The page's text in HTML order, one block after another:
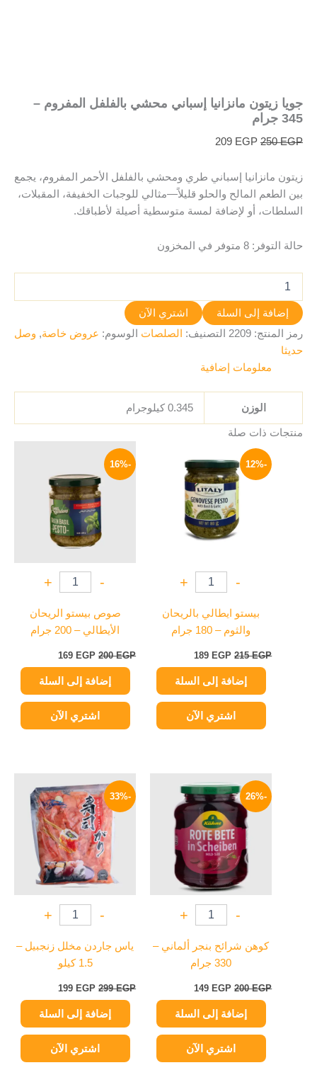
جويا زيتون مانزانيا إسباني محشي بالفلفل المفروم –
345 جرام
250EGP
209 EGP
زيتون مانزانيا إسباني طري ومحشي بالفلفل الأحمر المفروم، يجمع
بين الطعم المالح والحلو قليلاً—مثالي للوجبات الخفيفة، المقبلات،
السلطات، أو لإضافة لمسة متوسطية أصيلة لأطباقك.
حالة التوفر: 8 متوفر في المخزون
إضافة إلى السلة
اشتري الآن
رمز المنتج: 2209 التصنيف: الصلصات الوسوم: عروض خاصة, وصل
حديثا
معلومات إضافية
الوزن 0.345 كيلوجرام
منتجات ذات صلة
-12%
-
+
بيستو ايطالي بالريحان
والثوم – 180 جرام
215EGP
الأصلي
هو:
215 EGP.
189 EGP
الحالي
هو:
189 EGP.
إضافة إلى السلة
اشتري الآن
-16%
-
+
صوص بيستو الريحان
الأيطالي – 200 جرام
200EGP
200 EGP.
169 EGP
169 EGP.
إضافة إلى السلة
اشتري الآن
-26%
-
+
كوهن شرائح بنجر ألماني –
330 جرام
200EGP
الأصلي
هو:
200 EGP.
149 EGP
الحالي
هو:
149 EGP.
إضافة إلى السلة
اشتري الآن
-33%
-
+
ياس جاردن مخلل زنجبيل –
1.5 كيلو
299EGP
الأصلي
هو:
299 EGP.
199 EGP
الحالي
هو:
199 EGP.
إضافة إلى السلة
اشتري الآن